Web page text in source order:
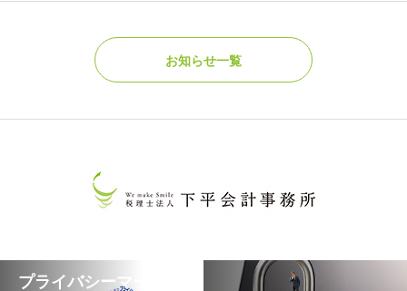
お知らせ一覧
プライバシーマークに